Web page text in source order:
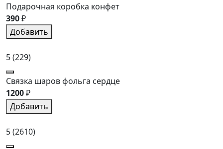
Подарочная коробка конфет
390₽
Добавить
5(229)
Связка шаров фольга сердце
1200₽
Добавить
5(2610)